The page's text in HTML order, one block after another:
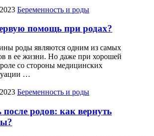
Беременность и роды
помощь при родах?
роды являются одним из самых
в ее жизни. Но даже при хорошей
со стороны медицинских
…
Беременность и роды
родов: как вернуть